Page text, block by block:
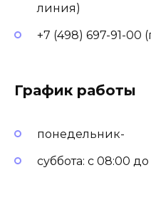
линия)
+7 (498) 697-91-00
График работы
понедельник-
суббота: с 08:00